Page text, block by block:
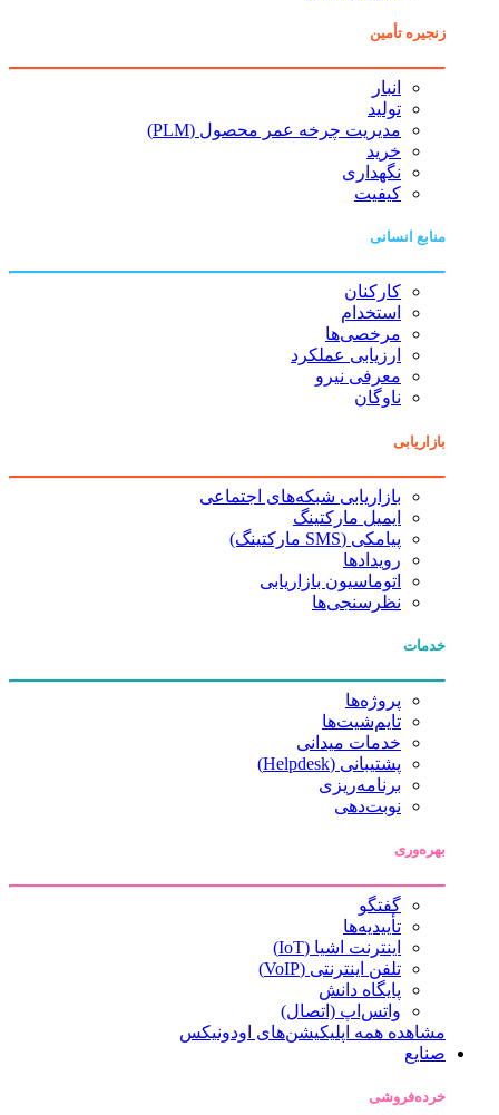
زنجیره تأمین
انبار
تولید
مدیریت چرخه عمر محصول (PLM)
خرید
نگهداری
کیفیت
منابع انسانی
کارکنان
استخدام
مرخصی‌ها
ارزیابی عملکرد
معرفی نیرو
ناوگان
بازاریابی
بازاریابی شبکه‌های اجتماعی
ایمیل مارکتینگ
پیامکی (SMS مارکتینگ)
رویدادها
اتوماسیون بازاریابی
نظرسنجی‌ها
خدمات
پروژه‌ها
تایم‌شیت‌ها
خدمات میدانی
پشتیبانی (Helpdesk)
برنامه‌ریزی
نوبت‌دهی
بهره‌وری
گفتگو
تأییدیه‌ها
اینترنت اشیا (IoT)
تلفن اینترنتی (VoIP)
پایگاه دانش
واتس‌اپ (اتصال)
مشاهده همه اپلیکیشن‌های اودونیکس
صنایع
خرده‌فروشی